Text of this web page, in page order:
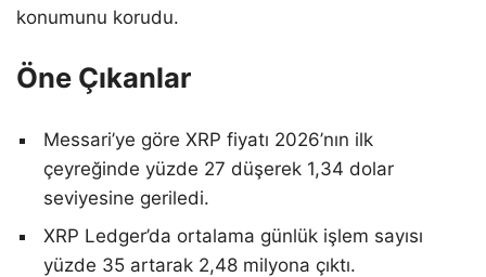
konumunu korudu.
Öne Çıkanlar
Messari’ye göre XRP fiyatı 2026’nın ilk
çeyreğinde yüzde 27 düşerek 1,34 dolar
seviyesine geriledi.
XRP Ledger’da ortalama günlük işlem sayısı
yüzde 35 artarak 2,48 milyona çıktı.